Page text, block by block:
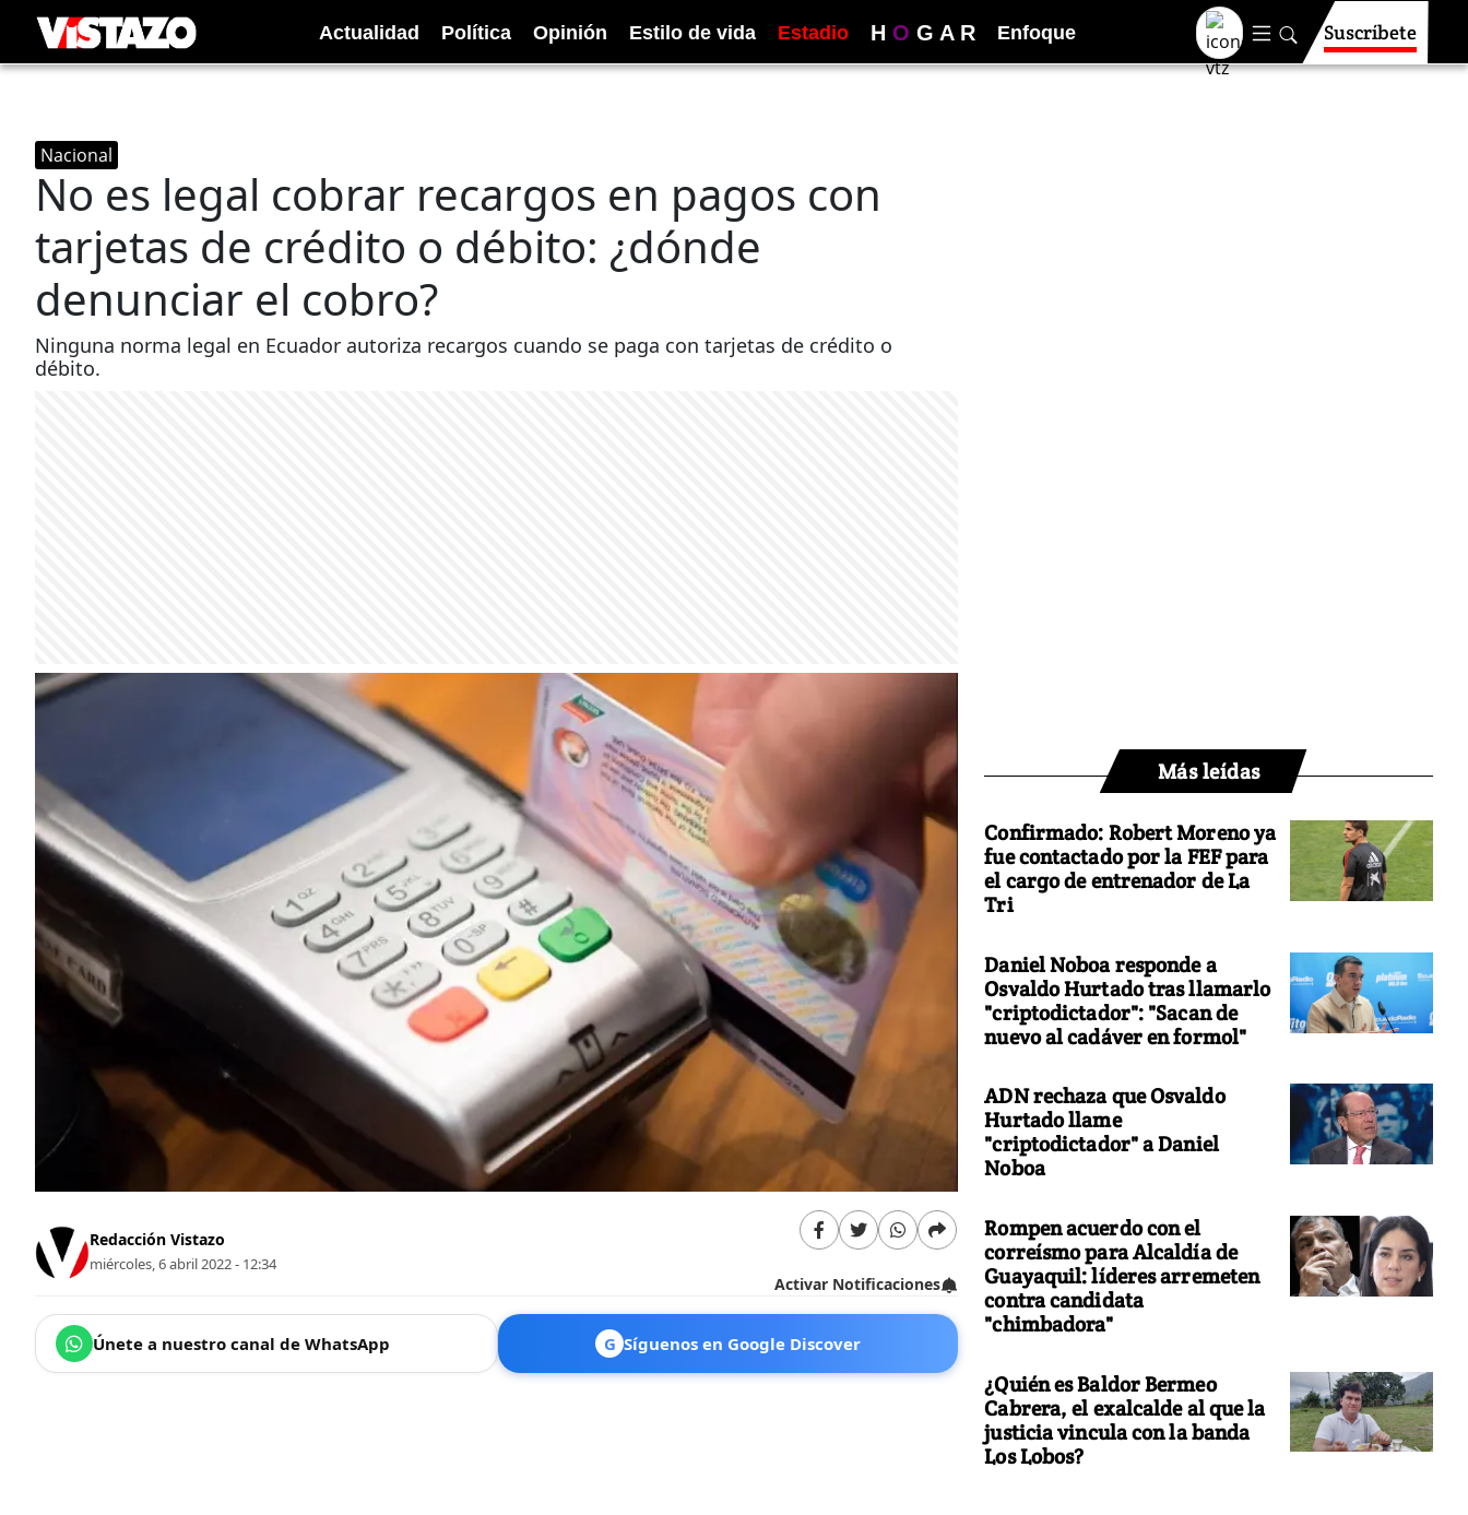
Actualidad Política Opinión Estilo de vida Estadio H O G A R Enfoque Suscríbete
Nacional
No es legal cobrar recargos en pagos con
tarjetas de crédito o débito: ¿dónde
denunciar el cobro?
Ninguna norma legal en Ecuador autoriza recargos cuando se paga con tarjetas de crédito o
débito.
Redacción Vistazo
miércoles, 6 abril 2022 - 12:34
Activar Notificaciones
Únete a nuestro canal de WhatsApp G Síguenos en Google Discover
Más leídas
Confirmado: Robert Moreno ya
fue contactado por la FEF para
el cargo de entrenador de La
Tri
Daniel Noboa responde a
Osvaldo Hurtado tras llamarlo
"criptodictador": "Sacan de
nuevo al cadáver en formol"
ADN rechaza que Osvaldo
Hurtado llame
"criptodictador" a Daniel
Noboa
Rompen acuerdo con el
correísmo para Alcaldía de
Guayaquil: líderes arremeten
contra candidata
"chimbadora"
¿Quién es Baldor Bermeo
Cabrera, el exalcalde al que la
justicia vincula con la banda
Los Lobos?